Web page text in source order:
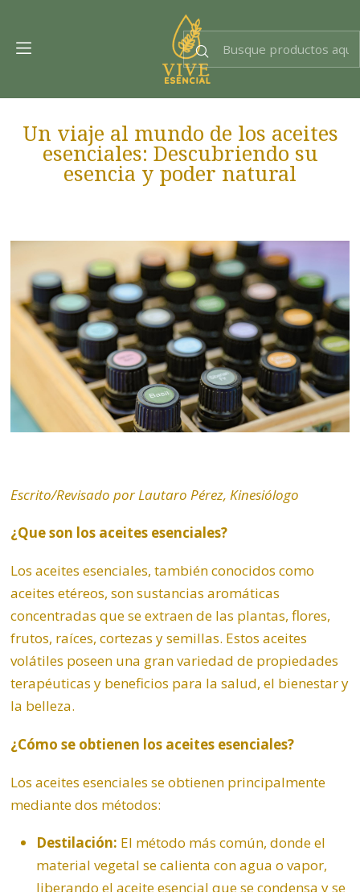
Un viaje al mundo de los aceites
esenciales: Descubriendo su
esencia y poder natural
Escrito/Revisado por Lautaro Pérez, Kinesiólogo
¿Que son los aceites esenciales?
Los aceites esenciales, también conocidos como
aceites etéreos, son sustancias aromáticas
concentradas que se extraen de las plantas, flores,
frutos, raíces, cortezas y semillas. Estos aceites
volátiles poseen una gran variedad de propiedades
terapéuticas y beneficios para la salud, el bienestar y
la belleza.
¿Cómo se obtienen los aceites esenciales?
Los aceites esenciales se obtienen principalmente
mediante dos métodos:
Destilación: El método más común, donde el
material vegetal se calienta con agua o vapor,
liberando el aceite esencial que se condensa y se
Dra. EsencIAl
Experta en bienestar